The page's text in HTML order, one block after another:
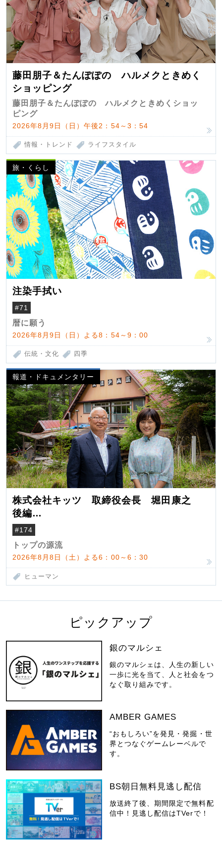
藤田朋子＆たんぽぽの ハルメクときめく
ショッピング
藤田朋子＆たんぽぽの ハルメクときめくショッ
ピング
2026年8月9日（日）午後2：54～3：54
情報・トレンド ライフスタイル
旅・くらし
注染手拭い
#71
暦に願う
2026年8月9日（日）よる8：54～9：00
伝統・文化 四季
報道・ドキュメンタリー
株式会社キッツ 取締役会長 堀田康之
後編
米国駐在でも浮かんだ八ヶ岳 山小屋を営
んだ父母
#174
トップの源流
2026年8月8日（土）よる6：00～6：30
ヒューマン
ピックアップ
銀のマルシェ
銀のマルシェは、人生の新しい
一歩に光を当て、人と社会をつ
なぐ取り組みです。
AMBER GAMES
“おもしろい”を発見・発掘・世
界とつなぐゲームレーベルで
す。
BS朝日無料見逃し配信
放送終了後、期間限定で無料配
信中！見逃し配信はTVerで！